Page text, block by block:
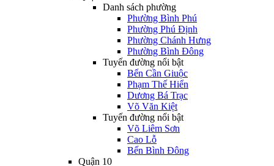
Danh sách phường
Phường Bình Phú
Phường Phú Định
Phường Chánh Hưng
Phường Bình Đông
Tuyến đường nổi bật
Bến Cần Giuộc
Phạm Thế Hiển
Dương Bá Trạc
Võ Văn Kiệt
Tuyến đường nổi bật
Võ Liêm Sơn
Cao Lỗ
Bến Bình Đông
Quận 10